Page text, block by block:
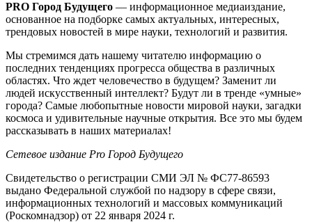
PRO Город Будущего — информационное медиаиздание,
основанное на подборке самых актуальных, интересных,
трендовых новостей в мире науки, технологий и развития.
Мы стремимся дать нашему читателю информацию о
последних тенденциях прогресса общества в различных
областях. Что ждет человечество в будущем? Заменит ли
людей искусственный интеллект? Будут ли в тренде «умные»
города? Самые любопытные новости мировой науки, загадки
космоса и удивительные научные открытия. Все это мы будем
рассказывать в наших материалах!
Сетевое издание Pro Город Будущего
Свидетельство о регистрации СМИ ЭЛ № ФС77-86593
выдано Федеральной службой по надзору в сфере связи,
информационных технологий и массовых коммуникаций
(Роскомнадзор) от 22 января 2024 г.